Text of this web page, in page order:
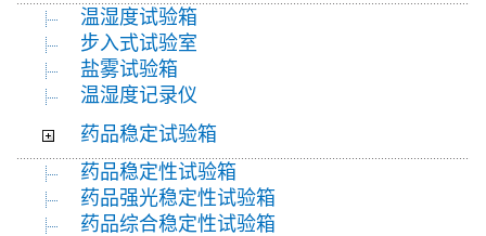
温湿度试验箱
步入式试验室
盐雾试验箱
温湿度记录仪
药品稳定试验箱
药品稳定性试验箱
药品强光稳定性试验箱
药品综合稳定性试验箱